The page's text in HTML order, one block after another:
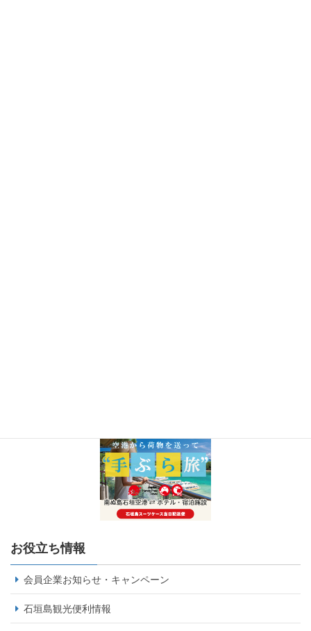
お役立ち情報
会員企業お知らせ・キャンペーン
石垣島観光便利情報